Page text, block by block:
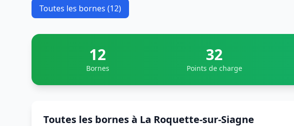
Toutes les bornes (12)
12
Bornes
32
Points de charge
Toutes les bornes à La Roquette-sur-Siagne